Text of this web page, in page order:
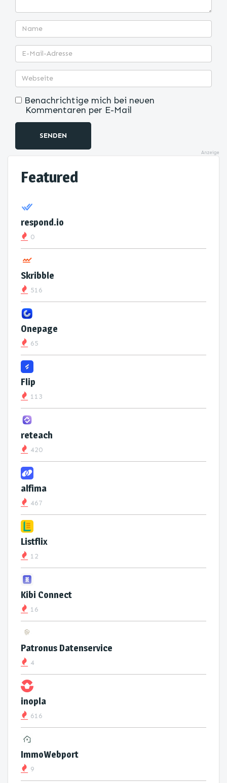
Benachrichtige mich bei neuen
Kommentaren per E-Mail
SENDEN
Anzeige
Featured
respond.io
0
Skribble
516
Onepage
65
Flip
113
reteach
420
alfima
467
Listflix
12
Kibi Connect
16
Patronus Datenservice
4
inopla
616
ImmoWebport
9